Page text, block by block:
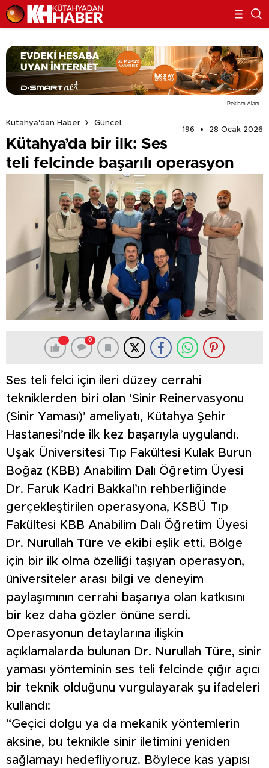
Reklam Alanı
Kütahya'dan Haber
Güncel
196
28 Ocak 2026
Kütahya’da bir ilk: Ses
teli felcinde başarılı operasyon
0
Ses teli felci için ileri düzey cerrahi
tekniklerden biri olan ‘Sinir Reinervasyonu
(Sinir Yaması)’ ameliyatı, Kütahya Şehir
Hastanesi’nde ilk kez başarıyla uygulandı.
Uşak Üniversitesi Tıp Fakültesi Kulak Burun
Boğaz (KBB) Anabilim Dalı Öğretim Üyesi
Dr. Faruk Kadri Bakkal’ın rehberliğinde
gerçekleştirilen operasyona, KSBÜ Tıp
Fakültesi KBB Anabilim Dalı Öğretim Üyesi
Dr. Nurullah Türe ve ekibi eşlik etti. Bölge
için bir ilk olma özelliği taşıyan operasyon,
üniversiteler arası bilgi ve deneyim
paylaşımının cerrahi başarıya olan katkısını
bir kez daha gözler önüne serdi.
Operasyonun detaylarına ilişkin
açıklamalarda bulunan Dr. Nurullah Türe, sinir
yaması yönteminin ses teli felcinde çığır açıcı
bir teknik olduğunu vurgulayarak şu ifadeleri
kullandı:
“Geçici dolgu ya da mekanik yöntemlerin
aksine, bu teknikle sinir iletimini yeniden
sağlamayı hedefliyoruz. Böylece kas yapısı